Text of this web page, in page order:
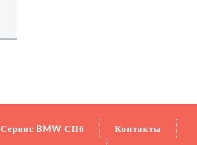
Сервис BMW СПб
Контакты